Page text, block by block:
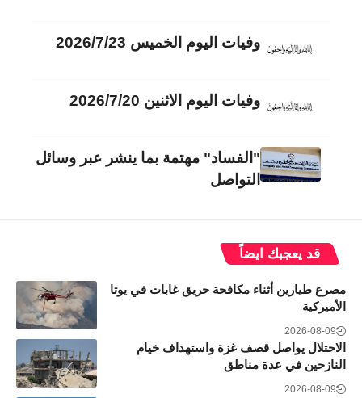
وفيات اليوم الخميس 2026/7/23
وفيات اليوم الاثنين 2026/7/20
"الفساد" مهتمة بما ينشر عبر وسائل
التواصل
قد يعجبك ايضاً
مصرع طيارين أثناء مكافحة حريق غابات في يوتا
الأميركية
2026-08-09
الاحتلال يواصل قصف غزة واستهداف خيام
النازحين في عدة مناطق
2026-08-09